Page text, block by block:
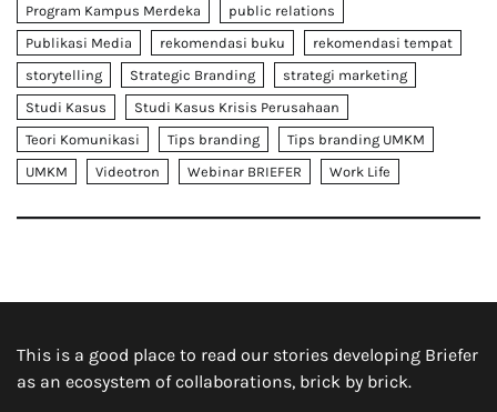
Program Kampus Merdeka
public relations
Publikasi Media
rekomendasi buku
rekomendasi tempat
storytelling
Strategic Branding
strategi marketing
Studi Kasus
Studi Kasus Krisis Perusahaan
Teori Komunikasi
Tips branding
Tips branding UMKM
UMKM
Videotron Webinar BRIEFER Work Life
This is a good place to read our stories developing Briefer
as an ecosystem of collaborations, brick by brick.